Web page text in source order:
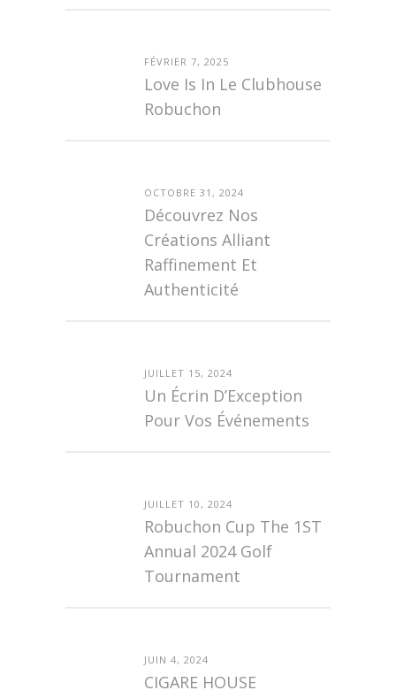
FÉVRIER 7, 2025
Love Is In Le Clubhouse
Robuchon
OCTOBRE 31, 2024
Découvrez Nos
Créations Alliant
Raffinement Et
Authenticité
JUILLET 15, 2024
Un Écrin D’Exception
Pour Vos Événements
JUILLET 10, 2024
Robuchon Cup The 1ST
Annual 2024 Golf
Tournament
JUIN 4, 2024
CIGARE HOUSE